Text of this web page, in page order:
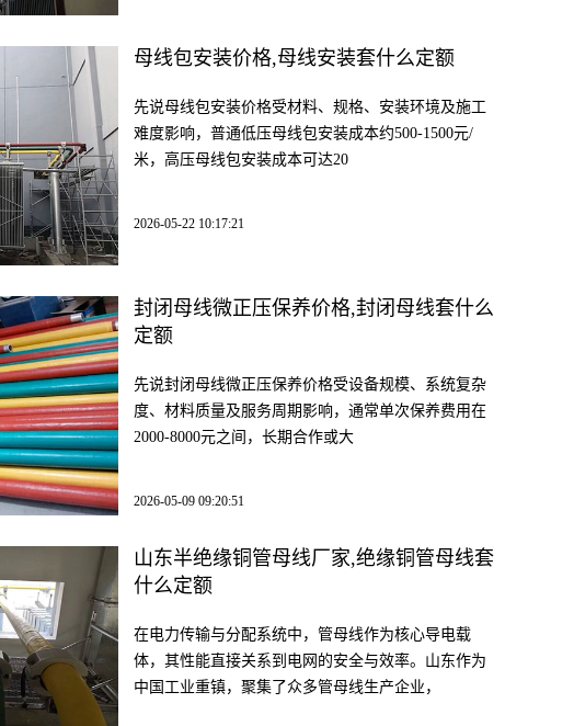
母线包安装价格,母线安装套什么定额
先说母线包安装价格受材料、规格、安装环境及施工
难度影响，普通低压母线包安装成本约500-1500元/
米，高压母线包安装成本可达20
2026-05-22 10:17:21
封闭母线微正压保养价格,封闭母线套什么
定额
先说封闭母线微正压保养价格受设备规模、系统复杂
度、材料质量及服务周期影响，通常单次保养费用在
2000-8000元之间，长期合作或大
2026-05-09 09:20:51
山东半绝缘铜管母线厂家,绝缘铜管母线套
什么定额
在电力传输与分配系统中，管母线作为核心导电载
体，其性能直接关系到电网的安全与效率。山东作为
中国工业重镇，聚集了众多管母线生产企业，